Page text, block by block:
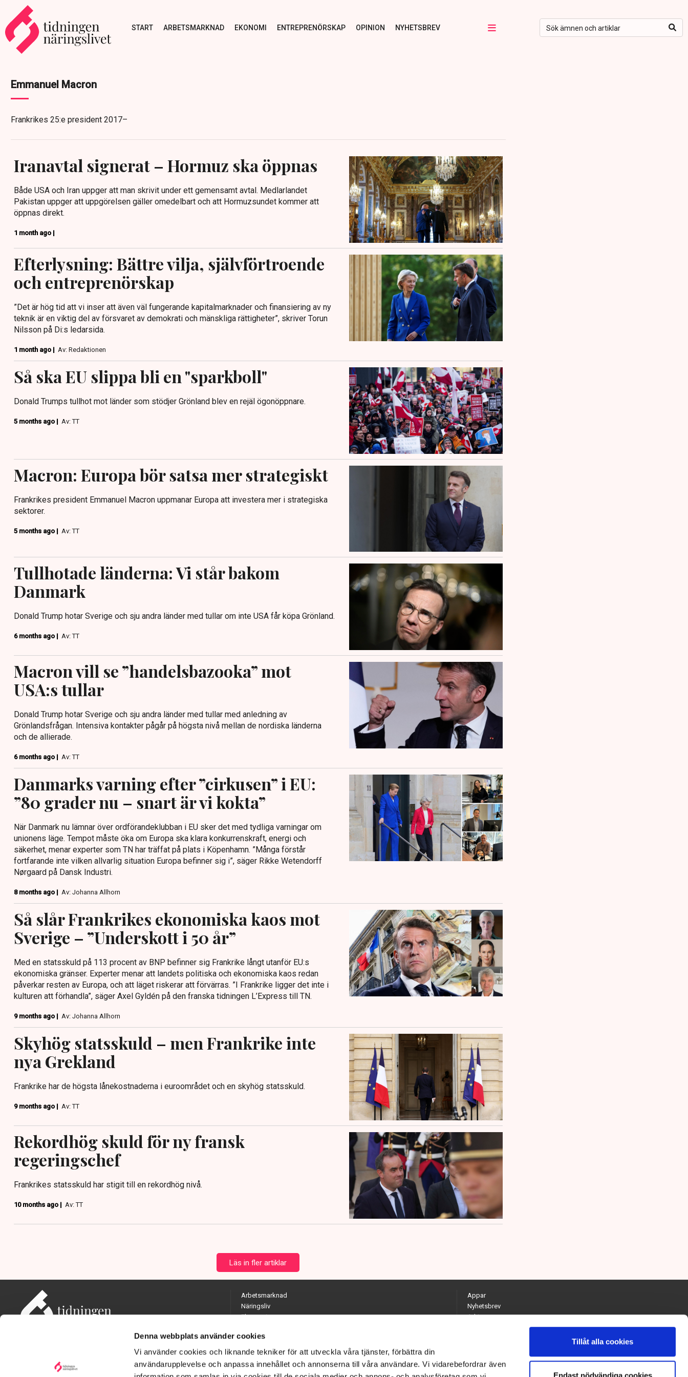
Denna webbplats använder cookies
Vi använder cookies och liknande tekniker för att utveckla våra tjänster, förbättra din
användarupplevelse och anpassa innehållet och annonserna till våra användare. Vi vidarebefordrar även
Tillåt alla cookies
Endast nödvändiga cookies
START ARBETSMARKNAD EKONOMI ENTREPRENÖRSKAP OPINION NYHETSBREV
Emmanuel Macron
Frankrikes 25:e president 2017–
Iranavtal signerat – Hormuz ska öppnas
Både USA och Iran uppger att man skrivit under ett gemensamt avtal. Medlarlandet
Pakistan uppger att uppgörelsen gäller omedelbart och att Hormuzsundet kommer att
öppnas direkt.
1 month ago |
Efterlysning: Bättre vilja, självförtroende
och entreprenörskap
”Det är hög tid att vi inser att även väl fungerande kapitalmarknader och finansiering av ny
teknik är en viktig del av försvaret av demokrati och mänskliga rättigheter”, skriver Torun
Nilsson på Di:s ledarsida.
1 month ago | Av: Redaktionen
Så ska EU slippa bli en "sparkboll"
Donald Trumps tullhot mot länder som stödjer Grönland blev en rejäl ögonöppnare.
5 months ago | Av: TT
Macron: Europa bör satsa mer strategiskt
Frankrikes president Emmanuel Macron uppmanar Europa att investera mer i strategiska
sektorer.
5 months ago | Av: TT
Tullhotade länderna: Vi står bakom
Danmark
Donald Trump hotar Sverige och sju andra länder med tullar om inte USA får köpa Grönland.
6 months ago | Av: TT
Macron vill se ”handelsbazooka” mot
USA:s tullar
Donald Trump hotar Sverige och sju andra länder med tullar med anledning av
Grönlandsfrågan. Intensiva kontakter pågår på högsta nivå mellan de nordiska länderna
och de allierade.
6 months ago | Av: TT
Danmarks varning efter ”cirkusen” i EU:
”80 grader nu – snart är vi kokta”
När Danmark nu lämnar över ordförandeklubban i EU sker det med tydliga varningar om
unionens läge. Tempot måste öka om Europa ska klara konkurrenskraft, energi och
säkerhet, menar experter som TN har träffat på plats i Köpenhamn. ”Många förstår
fortfarande inte vilken allvarlig situation Europa befinner sig i”, säger Rikke Wetendorff
Nørgaard på Dansk Industri.
8 months ago | Av: Johanna Allhorn
Så slår Frankrikes ekonomiska kaos mot
Sverige – ”Underskott i 50 år”
Med en statsskuld på 113 procent av BNP befinner sig Frankrike långt utanför EU:s
ekonomiska gränser. Experter menar att landets politiska och ekonomiska kaos redan
påverkar resten av Europa, och att läget riskerar att förvärras. ”I Frankrike ligger det inte i
kulturen att förhandla”, säger Axel Gyldén på den franska tidningen L’Express till TN.
9 months ago | Av: Johanna Allhorn
Skyhög statsskuld – men Frankrike inte
nya Grekland
Frankrike har de högsta lånekostnaderna i euroområdet och en skyhög statsskuld.
9 months ago | Av: TT
Rekordhög skuld för ny fransk
regeringschef
Frankrikes statsskuld har stigit till en rekordhög nivå.
10 months ago | Av: TT
Läs in fler artiklar
Arbetsmarknad
Näringsliv
Ekonomi
Opinion
Hållbarhet
Utrikes
Appar
Nyhetsbrev
Arkiv
Kontakta redaktionen
Chefredaktör och ansvarig utgivare: